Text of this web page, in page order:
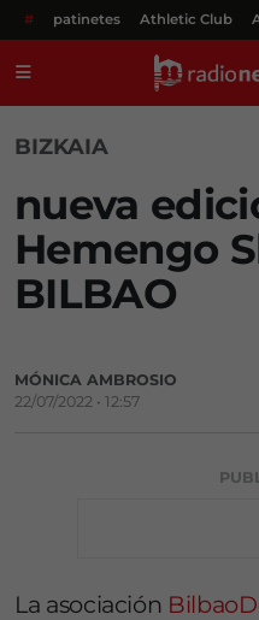
# patinetes Athletic Club
BIZKAIA
nueva
Hemengo
BILBAO
MÓNICA AMBROSIO
22/07/2022 • 12:57
La asociación